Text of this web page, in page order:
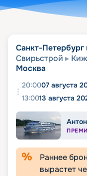
Санкт-Петербург
Свирьстрой
Москва
20:0007 августа
13:0013 августа
Раннее
вырастет